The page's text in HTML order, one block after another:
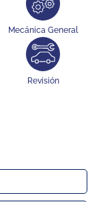
Mecánica General
Revisión